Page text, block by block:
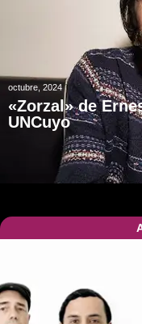
octubre, 2024
«Zorzal» de
UNCuyo